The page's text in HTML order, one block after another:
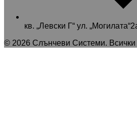
кв. „Левски Г“ ул.
© 2026 Слънчеви Системи.